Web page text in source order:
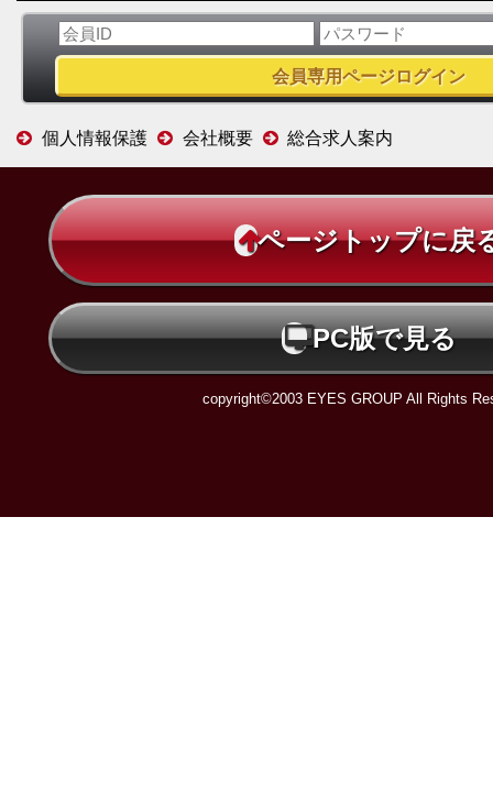
個人情報保護 会社概要 総合求人案内
ページトップに戻
PC版で見る
copyright©2003 EYES GROUP All Rights